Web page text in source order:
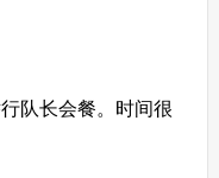
队长会餐。时间很